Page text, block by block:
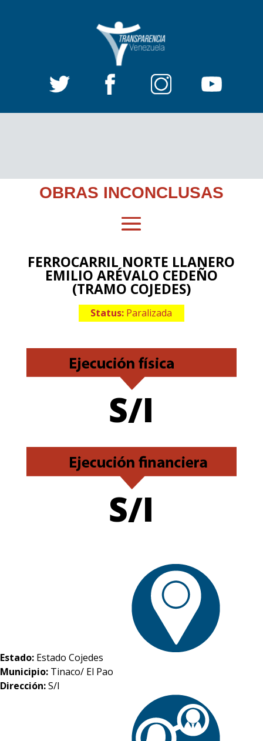
OBRAS INCONCLUSAS
FERROCARRIL NORTE LLANERO
EMILIO ARÉVALO CEDEÑO
(TRAMO COJEDES)
Status: Paralizada
S/I
S/I
Estado: Estado Cojedes
Municipio: Tinaco/ El Pao
Dirección:S/I